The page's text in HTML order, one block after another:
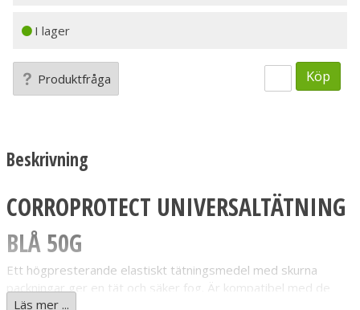
I lager
Produktfråga Köp
Beskrivning
CORROPROTECT UNIVERSALTÄTNING
BLÅ 50G
Ett högpresterande elastiskt tätningsmedel med skurna
packningar ger en tät och säker fog. Är kompatibel med de
flesta material som metall, plast (ej PVC), papper, kork och
Läs mer ...